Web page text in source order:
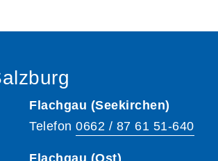
Flachgau (Seekirchen)
Telefon 0662 / 87 61 51-640
Flachgau (Ost)